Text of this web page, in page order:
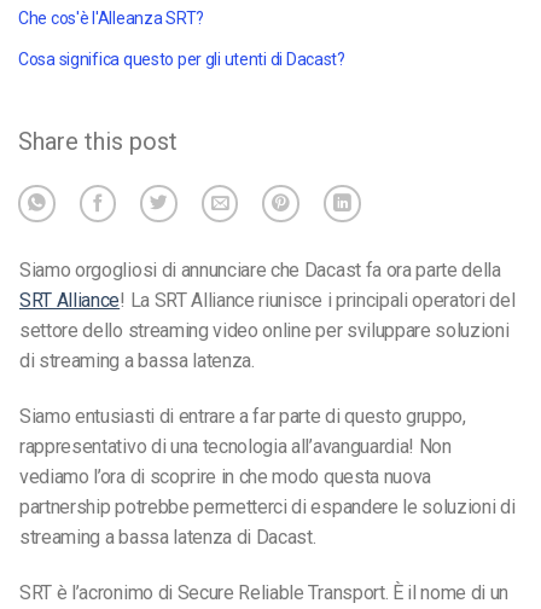
Che cos'è l'Alleanza SRT?
Cosa significa questo per gli utenti di Dacast?
Share this post
Siamo orgogliosi di annunciare che Dacast fa ora parte della
SRT Alliance! La SRT Alliance riunisce i principali operatori del
settore dello streaming video online per sviluppare soluzioni
di streaming a bassa latenza.
Siamo entusiasti di entrare a far parte di questo gruppo,
rappresentativo di una tecnologia all’avanguardia! Non
vediamo l’ora di scoprire in che modo questa nuova
partnership potrebbe permetterci di espandere le soluzioni di
streaming a bassa latenza di Dacast.
SRT è l’acronimo di Secure Reliable Transport. È il nome di un